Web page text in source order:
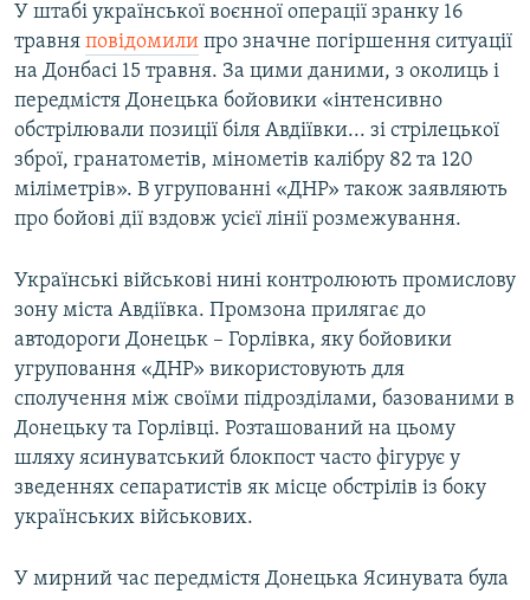
У штабі української воєнної операції зранку 16
травня повідомили про значне погіршення ситуації
на Донбасі 15 травня. За цими даними, з околиць і
передмістя Донецька бойовики «інтенсивно
обстрілювали позиції біля Авдіївки... зі стрілецької
зброї, гранатометів, мінометів калібру 82 та 120
міліметрів». В угрупованні «ДНР» також заявляють
про бойові дії вздовж усієї лінії розмежування.
Українські військові нині контролюють промислову
зону міста Авдіївка. Промзона прилягає до
автодороги Донецьк – Горлівка, яку бойовики
угруповання «ДНР» використовують для
сполучення між своїми підрозділами, базованими в
Донецьку та Горлівці. Розташований на цьому
шляху ясинуватський блокпост часто фігурує у
зведеннях сепаратистів як місце обстрілів із боку
українських військових.
У мирний час передмістя Донецька Ясинувата була